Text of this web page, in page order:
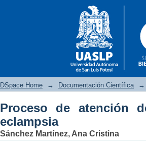
Proceso de
DSpace Home → Documentación Científica →
Proceso de atención
eclampsia
Sánchez Martínez, Ana Cristina